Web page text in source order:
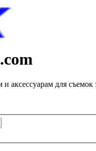
аксессуарам для съемок